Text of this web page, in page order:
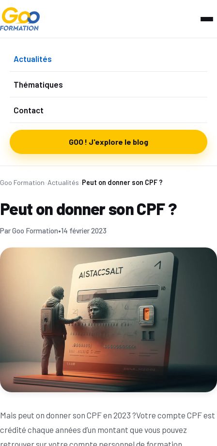
Actualités
Thématiques
Contact
GOO ! J'explore le blog
Goo Formation Actualités Peut on donner son CPF ?
Peut on donner son CPF ?
Par Goo Formation•14 février 2023
Mais peut on donner son CPF en 2023 ?Votre compte CPF est
crédité chaque années d’un montant que vous pouvez
retrouver sur votre compte personnel de formation.